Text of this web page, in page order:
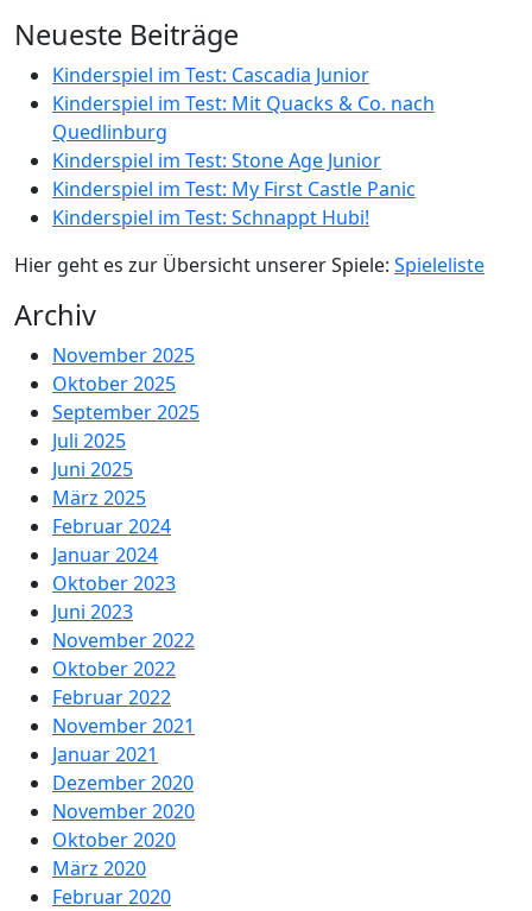
Neueste Beiträge
Kinderspiel im Test: Cascadia Junior
Kinderspiel im Test: Mit Quacks & Co. nach
Quedlinburg
Kinderspiel im Test: Stone Age Junior
Kinderspiel im Test: My First Castle Panic
Kinderspiel im Test: Schnappt Hubi!
Hier geht es zur Übersicht unserer Spiele: Spieleliste
Archiv
November 2025
Oktober 2025
September 2025
Juli 2025
Juni 2025
März 2025
Februar 2024
Januar 2024
Oktober 2023
Juni 2023
November 2022
Oktober 2022
Februar 2022
November 2021
Januar 2021
Dezember 2020
November 2020
Oktober 2020
März 2020
Februar 2020